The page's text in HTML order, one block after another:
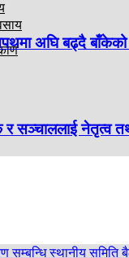
अघि बढ्दै बाँकेको
र सञ्चाललाई नेतृत्व